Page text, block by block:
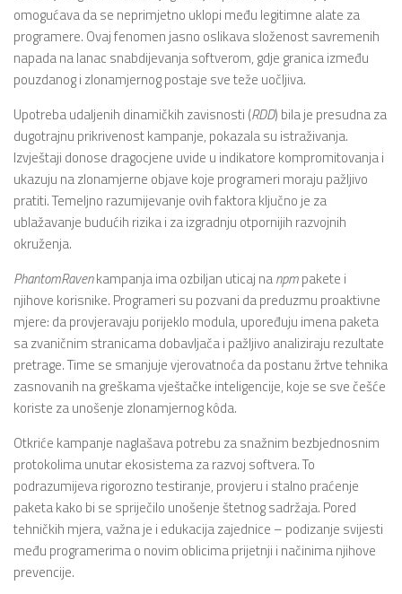
omogućava da se neprimjetno uklopi među legitimne alate za
programere. Ovaj fenomen jasno oslikava složenost savremenih
napada na lanac snabdijevanja softverom, gdje granica između
pouzdanog i zlonamjernog postaje sve teže uočljiva.
Upotreba udaljenih dinamičkih zavisnosti (RDD) bila je presudna za
dugotrajnu prikrivenost kampanje, pokazala su istraživanja.
Izvještaji donose dragocjene uvide u indikatore kompromitovanja i
ukazuju na zlonamjerne objave koje programeri moraju pažljivo
pratiti. Temeljno razumijevanje ovih faktora ključno je za
ublažavanje budućih rizika i za izgradnju otpornijih razvojnih
okruženja.
PhantomRavenkampanja ima ozbiljan uticaj nanpmpakete i
njihove korisnike. Programeri su pozvani da preduzmu proaktivne
mjere: da provjeravaju porijeklo modula, upoređuju imena paketa
sa zvaničnim stranicama dobavljača i pažljivo analiziraju rezultate
pretrage. Time se smanjuje vjerovatnoća da postanu žrtve tehnika
zasnovanih na greškama vještačke inteligencije, koje se sve češće
koriste za unošenje zlonamjernog kôda.
Otkriće kampanje naglašava potrebu za snažnim bezbjednosnim
protokolima unutar ekosistema za razvoj softvera. To
podrazumijeva rigorozno testiranje, provjeru i stalno praćenje
paketa kako bi se spriječilo unošenje štetnog sadržaja. Pored
tehničkih mjera, važna je i edukacija zajednice – podizanje svijesti
među programerima o novim oblicima prijetnji i načinima njihove
prevencije.